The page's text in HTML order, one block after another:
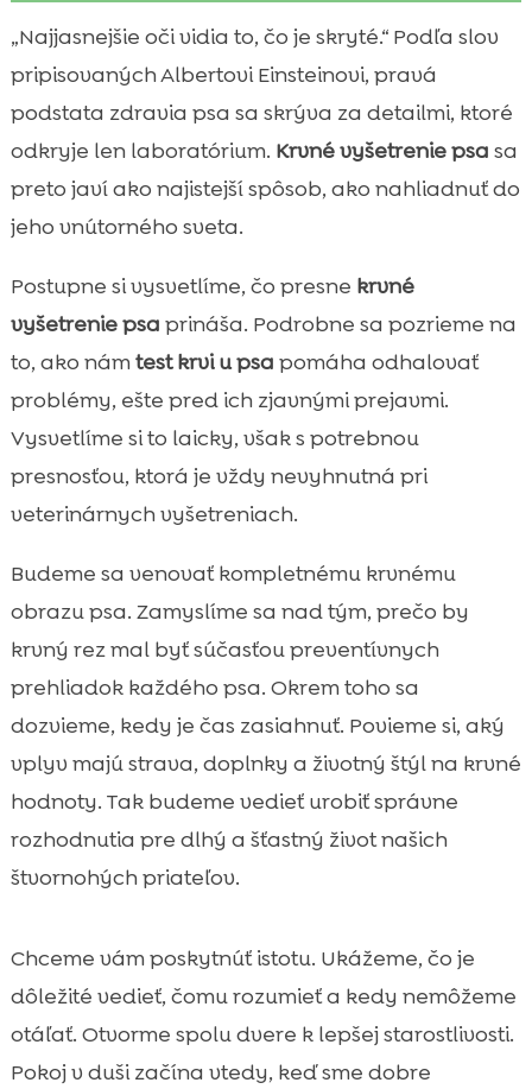
 Prečo je preventívne vyšetrenie krvi u psov
kľúčové pre zdravý život
 k rvné vyšetrenie psa
Kedy je najlepší čas absolvovať krvné testy
Typy krvných testov: kompletný krvný
obraz, biochémia a ďalšie
Príprava psa na odber krvi: ako znížiť stres
Ako prebieha odber krvi u veterinára
Najčastejšie zistenia z krvi a čo znamenajú
pre zdravie psa
 Výsledky testov: ako ich čítať a na čo sa
pýtať veterinára
 Strava a výživa: ako ovplyvňujú parametre

CricksyDog: kvalitné krmivo a doplnky pre
lepšie zdravie krvi
 Rizikové faktory a príznaky, pri ktorých
netreba čakať na odber krvi
 Koľko stojí krvné vyšetrenie a ako plánovať
rozpočet
Špecifiká podľa plemena, veku a životného
štýlu psa
Chyby, ktorým sa vyhnúť pred a po krvnom
teste
 FAQ
„Najjasnejšie oči vidia to, čo je skryté.“ Podľa slov
pripisovaných Albertovi Einsteinovi, pravá
podstata zdravia psa sa skrýva za detailmi, ktoré
odkryje len laboratórium. Krvné vyšetrenie psa sa
preto javí ako najistejší spôsob, ako nahliadnuť do
jeho vnútorného sveta.
Postupne si vysvetlíme, čo presne krvné
vyšetrenie psa prináša. Podrobne sa pozrieme na
to, ako námtest krvi u psa pomáha odhalovať
problémy, ešte pred ich zjavnými prejavmi.
Vysvetlíme si to laicky, však s potrebnou
presnosťou, ktorá je vždy nevyhnutná pri
veterinárnych vyšetreniach.
Budeme sa venovať kompletnému krvnému
obrazu psa. Zamyslíme sa nad tým, prečo by
krvný rez mal byť súčasťou preventívnych
prehliadok každého psa. Okrem toho sa
dozvieme, kedy je čas zasiahnuť. Povieme si, aký
vplyv majú strava, doplnky a životný štýl na krvné
hodnoty. Tak budeme vedieť urobiť správne
rozhodnutia pre dlhý a šťastný život našich
štvornohých priateľov.
Chceme vám poskytnúť istotu. Ukážeme, čo je
dôležité vedieť, čomu rozumieť a kedy nemôžeme
otáľať. Otvorme spolu dvere k lepšej starostlivosti.
Pokoj v duši začína vtedy, keď sme dobre